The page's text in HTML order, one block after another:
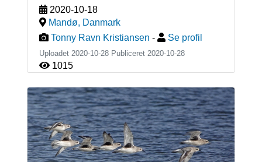
2020-10-18
Mandø, Danmark
Tonny Ravn Kristiansen - Se profil
Uploadet 2020-10-28 Publiceret 2020-10-28
1015